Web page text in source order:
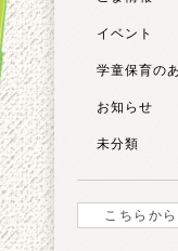
イベント
学童保育の
お知らせ
未分類